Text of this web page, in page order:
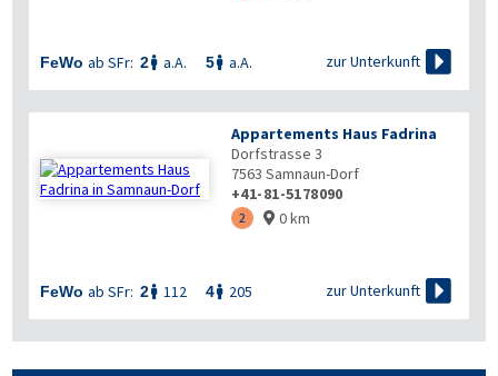
FeWo ab SFr: 2 a.A. 5 a.A. zur Unterkunft 
Appartements Haus Fadrina
Dorfstrasse 3
7563 Samnaun-Dorf
+41-81-5178090
2  0 km
FeWo ab SFr: 2 112 4 205 zur Unterkunft 